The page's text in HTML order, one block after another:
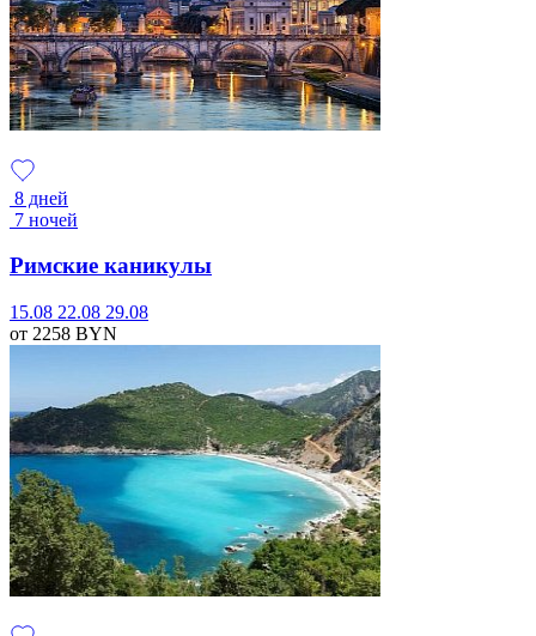
8 дней
7 ночей
Римские каникулы
15.08 22.08 29.08
от 2258 BYN